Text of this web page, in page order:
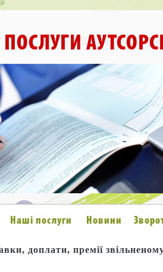
ПОСЛУГИ
Наші послуги Новини
доплати, премії